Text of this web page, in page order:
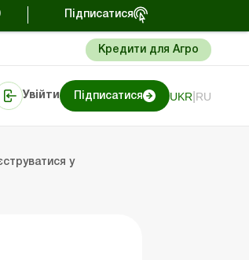
Підписатися
Кредити для Агро
Увійти Підписатися UKR RU
у